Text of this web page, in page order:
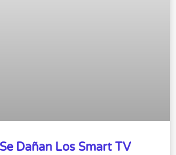
Dañan Los Smart TV